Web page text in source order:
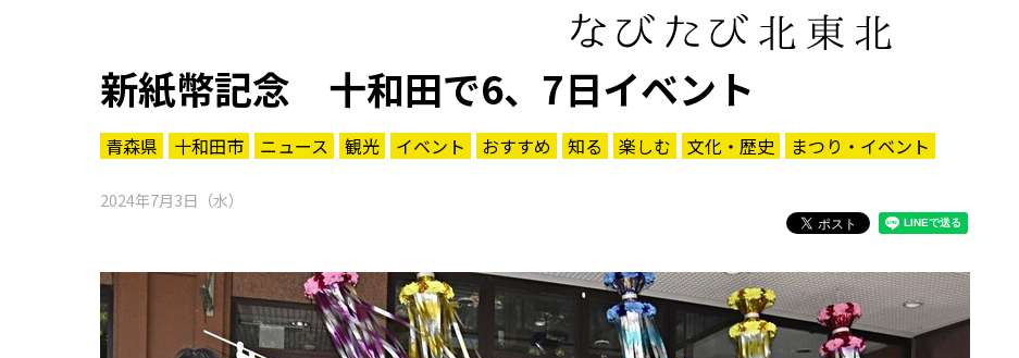
新紙幣記念 十和田で6、7日イベント
青森県 十和田市 ニュース 観光 イベント おすすめ 知る 楽しむ 文化・歴史 まつり・イベント
2024年7月3日（水）